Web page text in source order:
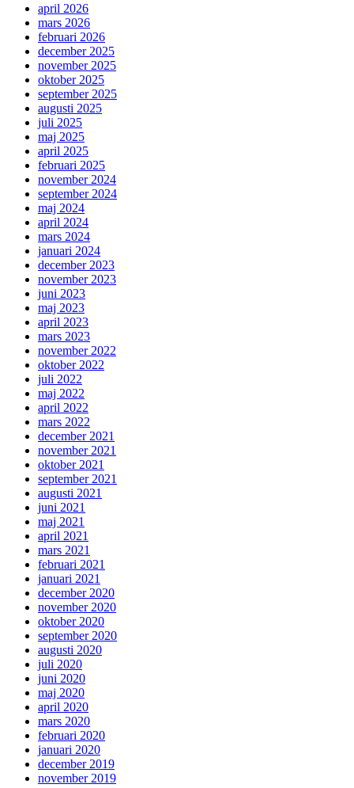
april 2026
mars 2026
februari 2026
december 2025
november 2025
oktober 2025
september 2025
augusti 2025
juli 2025
maj 2025
april 2025
februari 2025
november 2024
september 2024
maj 2024
april 2024
mars 2024
januari 2024
december 2023
november 2023
juni 2023
maj 2023
april 2023
mars 2023
november 2022
oktober 2022
juli 2022
maj 2022
april 2022
mars 2022
december 2021
november 2021
oktober 2021
september 2021
augusti 2021
juni 2021
maj 2021
april 2021
mars 2021
februari 2021
januari 2021
december 2020
november 2020
oktober 2020
september 2020
augusti 2020
juli 2020
juni 2020
maj 2020
april 2020
mars 2020
februari 2020
januari 2020
december 2019
november 2019